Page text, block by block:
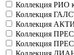
Коллекция
Коллекция
Коллекция
Коллекция
Коллекция
Коллекция